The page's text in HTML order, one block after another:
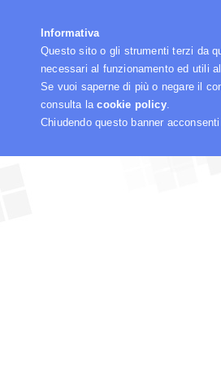
Informativa
Questo sito o gli strumenti terzi da
necessari al funzionamento ed utili
Se vuoi saperne di più o negare il
consulta lacookie policy.
Chiudendo questo banner